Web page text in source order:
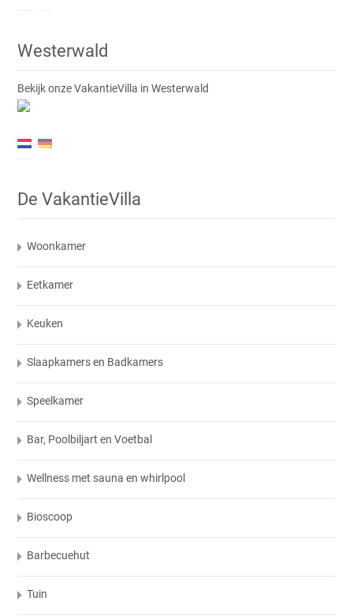
Westerwald
Bekijk onze VakantieVilla in Westerwald
De VakantieVilla
Woonkamer
Eetkamer
Keuken
Slaapkamers en Badkamers
Speelkamer
Bar, Poolbiljart en Voetbal
Wellness met sauna en whirlpool
Bioscoop
Barbecuehut
Tuin